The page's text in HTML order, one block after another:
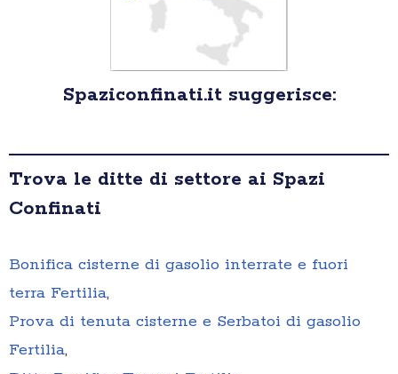
Spaziconfinati.it suggerisce:
Trova le ditte di settore ai Spazi
Confinati
Bonifica cisterne di gasolio interrate e fuori
terra Fertilia,
Prova di tenuta cisterne e Serbatoi di gasolio
Fertilia,